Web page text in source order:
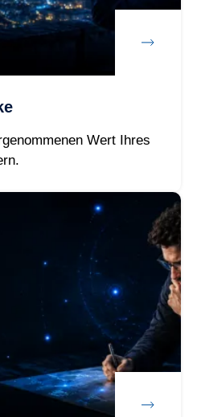
Wert Ihres